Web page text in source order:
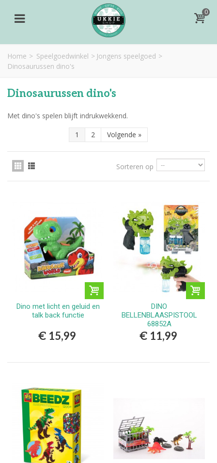
0
Home > Speelgoedwinkel > Jongens speelgoed >
Dinosaurussen dino's
Dinosaurussen dino's
Met dino's spelen blijft indrukwekkend.
1 2 Volgende »
Sorteren op
Dino met licht en geluid en
talk back functie
€ 15,99
DINO
BELLENBLAASPISTOOL
68852A
€ 11,99